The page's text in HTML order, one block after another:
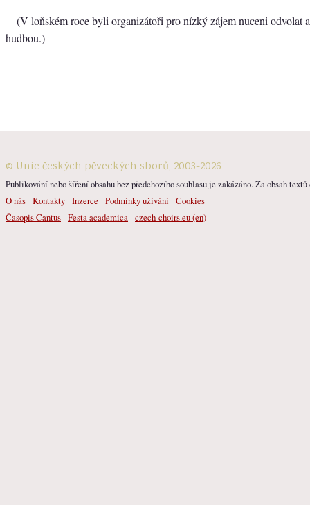
(V loňském roce byli organizátoři pro nízký zájem nuceni odvolat
hudbou.)
© Unie českých pěveckých sborů, 2003-2026
Publikování nebo šíření obsahu bez předchozího souhlasu je zakázáno. Za obsah
O nás Kontakty Inzerce Podmínky užívání Cookies
Časopis Cantus Festa academica czech-choirs.eu (en)